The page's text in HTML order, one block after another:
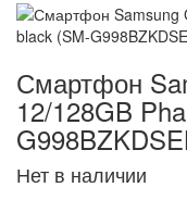
Смартфон
12/128GB
Нет в наличии